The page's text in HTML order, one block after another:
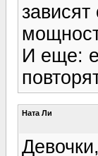
И еще:
Ната Ли